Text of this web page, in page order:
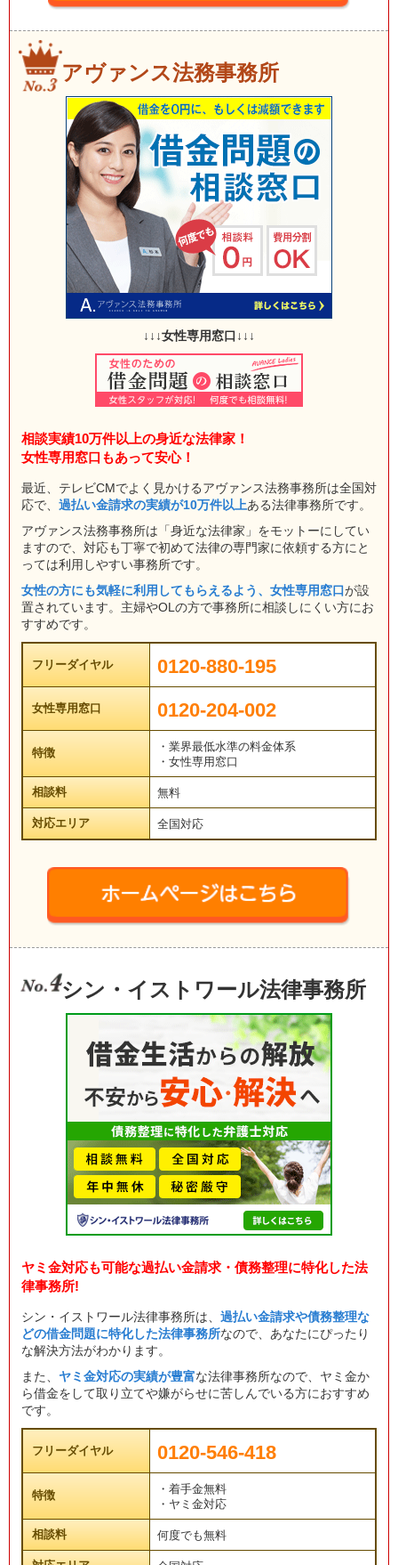
アヴァンス法務事務所
↓↓↓女性専用窓口↓↓↓
相談実績10万件以上の身近な法律家！
女性専用窓口もあって安心！
最近、テレビCMでよく見かけるアヴァンス法務事務所は全国対
応で、 過払い金請求の実績が10万件以上ある法律事務所です。
アヴァンス法務事務所は「身近な法律家」をモットーにしてい
ますので、対応も丁寧で初めて法律の専門家に依頼する方にと
っては利用しやすい事務所です。
女性の方にも気軽に利用してもらえるよう、女性専用窓口が設
置されています。主婦やOLの方で事務所に相談しにくい方にお
すすめです。
フリーダイヤル 0120-880-195
女性専用窓口 0120-204-002
特徴
・業界最低水準の料金体系
・女性専用窓口
相談料 無料
対応エリア 全国対応
シン・イストワール法律事務所
ヤミ金対応も可能な過払い金請求・債務整理に特化した法
律事務所!
シン・イストワール法律事務所は、 過払い金請求や債務整理な
どの借金問題に特化した法律事務所なので、あなたにぴったり
な解決方法がわかります。
また、 ヤミ金対応の実績が豊富な法律事務所なので、ヤミ金か
ら借金をして取り立てや嫌がらせに苦しんでいる方におすすめ
です。
フリーダイヤル 0120-546-418
特徴
・着手金無料
・ヤミ金対応
相談料 何度でも無料